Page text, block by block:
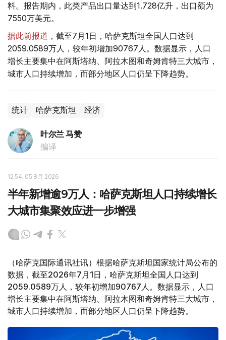
料。报告期内，此类产品出口量达到1.728亿升，出口额为
7550万美元。
据此前报道 ，截至7月1日，哈萨克斯坦全国人口达到
2059.0589万人，较年初增加90767人。数据显示，人口
增长主要集中在阿斯塔纳、阿拉木图和奇姆肯特三大城市，
城市人口持续增加，而部分地区人口仍呈下降趋势。
统计 哈萨克斯坦 经济
叶尔兰 马赞
编译
12:54, 05 8月 2026
半年新增逾9万人：哈萨克斯坦人口持续增长
大城市集聚效应进一步增强
（哈萨克国际通讯社讯）根据哈萨克斯坦国家统计局公布的
数据，截至2026年7月1日，哈萨克斯坦全国人口达到
2059.0589万人，较年初增加90767人。数据显示，人口
增长主要集中在阿斯塔纳、阿拉木图和奇姆肯特三大城市，
城市人口持续增加，而部分地区人口仍呈下降趋势。